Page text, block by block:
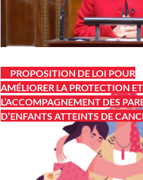
PROPOSITION DE LOI POUR
AMÉLIORER LA PROTECTION ET
L’ACCOMPAGNEMENT DES
D’ENFANTS ATTEINTS DE